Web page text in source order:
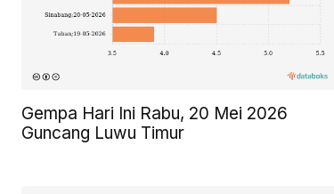
Gempa Hari Ini Rabu, 20 Mei 2026
Guncang Luwu Timur